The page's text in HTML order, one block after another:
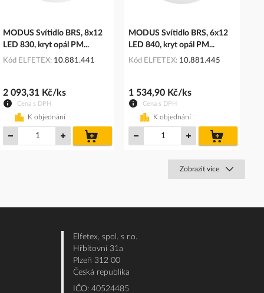
MODUS Svítidlo BRS, 8x12
LED 830, kryt opál PM...
Kód ELFETEX 10.881.441
Cena s DPH
2 093,31 Kč/ks
K objednání
košíku
MODUS Svítidlo BRS, 6x12
LED 840, kryt opál PM...
Kód ELFETEX 10.881.445
Cena s DPH
1 534,90 Kč/ks
K objednání
košíku
Zobrazit více
Elfetex, spol. s r.o.
Hřbitovní 31a
Plzeň 312 00
Česká republika
IČO: 40524485